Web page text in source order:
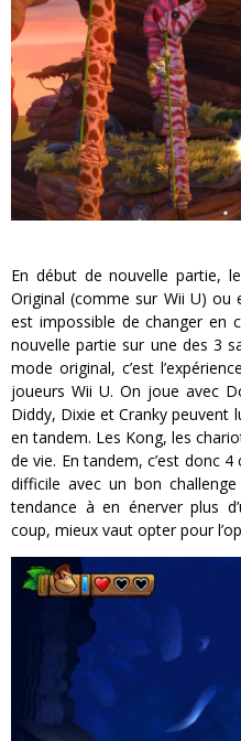
En début de nouvelle partie,
Original (comme sur Wii U) ou
est impossible de changer en
nouvelle partie sur une des 3
mode original, c’est
joueurs Wii U. On joue avec
Diddy, Dixie et Cranky peuvent
en tandem. Les Kong, les
de vie. En tandem, c’est donc
difficile avec un bon
tendance à en énerver plus
coup, mieux vaut opter pour